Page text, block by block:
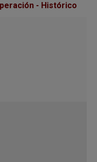
- Histórico